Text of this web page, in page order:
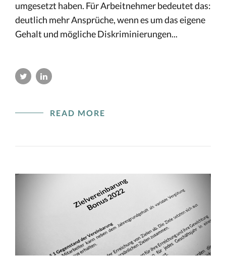
umgesetzt haben. Für Arbeitnehmer bedeutet das:
deutlich mehr Ansprüche, wenn es um das eigene
Gehalt und mögliche Diskriminierungen...
READ MORE